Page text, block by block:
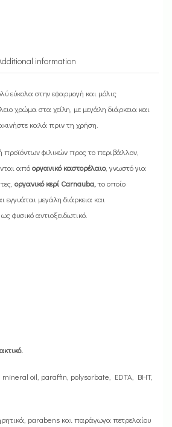
information
εύκολα στην εφαρμογή και μόλις
χρώμα στα χείλη, με μεγάλη διάρκεια και
καλά πριν τη χρήση.
φιλικών προς το περιβάλλον,
απόοργανικό καστορέλαιο, γνωστό για
οργανικό κερί Carnauba,το οποίο
εγγυάται μεγάλη διάρκεια και
φυσικό αντιοξειδωτικό.
mineral oil, paraffin, polysorbate, EDTA, BHT,
parabens και παράγωγα πετρελαίου